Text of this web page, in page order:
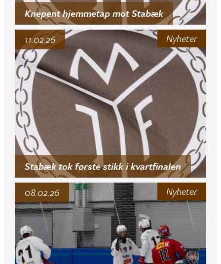
Knepent hjemmetap mot Stabæk
Nyheter
Stabæk tok første stikk i kvartfinalen
11.02.26
Nyheter
08.02.26